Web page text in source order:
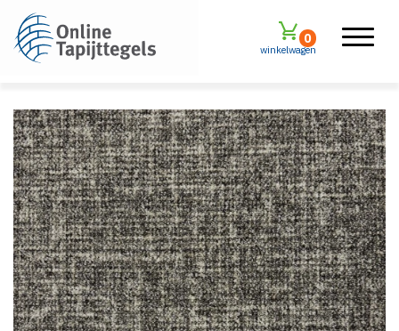
winkelwagen
0